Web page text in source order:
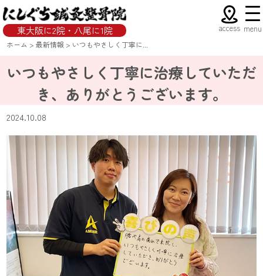
東大阪に2院・八尾に1院 access menu
ホーム >最新情報 > いつもやさしく丁寧に...
いつもやさしく丁寧に治療していただ
き、ありがとうございます。
2024.10.08